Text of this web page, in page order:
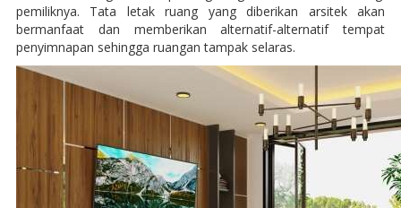
pemiliknya. Tata letak ruang yang diberikan arsitek akan
bermanfaat dan memberikan alternatif-alternatif tempat
penyimnapan sehingga ruangan tampak selaras.